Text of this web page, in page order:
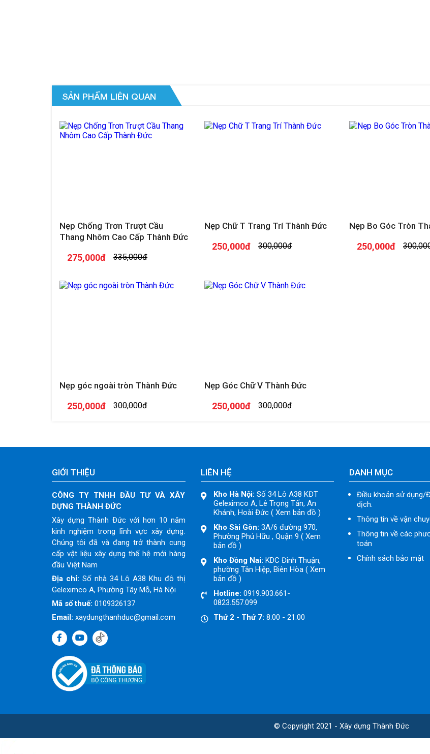
SẢN PHẨM LIÊN QUAN
Nẹp Chống Trơn Trượt Cầu
Thang Nhôm Cao Cấp Thành Đức
275,000đ 335,000đ
Nẹp Chữ T Trang Trí Thành Đức
250,000đ 300,000đ
Nẹp Bo Góc Tròn
250,000đ
Nẹp góc ngoài tròn Thành Đức
250,000đ 300,000đ
Nẹp Góc Chữ V Thành Đức
250,000đ 300,000đ
GIỚI THIỆU
CÔNG TY TNHH ĐẦU TƯ VÀ XÂY
DỰNG THÀNH ĐỨC
Xây dựng Thành Đức với hơn 10 năm
kinh nghiệm trong lĩnh vực xây dựng.
Chúng tôi đã và đang trở thành cung
cấp vật liệu xây dựng thế hệ mới hàng
đầu Việt Nam
Địa chỉ: Số nhà 34 Lô A38 Khu đô thị
Geleximco A, Phường Tây Mỗ, Hà Nội
Mã số thuế: 0109326137
Email: xaydungthanhduc@gmail.com
LIÊN HỆ
Kho Hà Nội: Số 34 Lô A38 KĐT
Geleximco A, Lê Trọng Tấn, An
Khánh, Hoài Đức ( Xem bản đồ )
Kho Sài Gòn: 3A/6 đường 970,
Phường Phú Hữu , Quận 9 ( Xem
bản đồ )
Kho Đồng Nai: KDC Đinh Thuận,
phường Tân Hiệp, Biên Hòa ( Xem
bản đồ )
Hotline: 0919.903.661-
0823.557.099
Thứ 2 - Thứ 7: 8:00 - 21:00
DANH MỤC
Điều khoản sử dụng/
dịch.
Thông tin về vận
Thông tin về các
toán
Chính sách bảo mật
© Copyright 2021 - Xây dựng Thành Đức